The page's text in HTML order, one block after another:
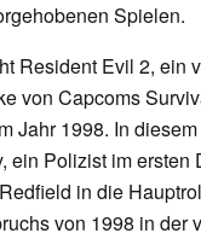
Spielen.
Resident Evil 2, ein
von Capcoms
Jahr 1998. In
ein Polizist im ersten
in die
von 1998 in der